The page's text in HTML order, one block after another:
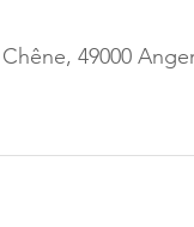
49000